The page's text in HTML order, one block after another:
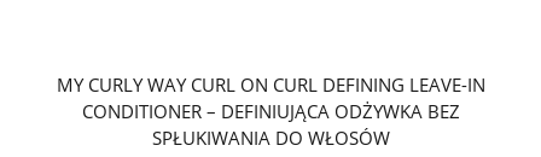
MY CURLY WAY CURL ON CURL DEFINING LEAVE-IN
CONDITIONER – DEFINIUJĄCA ODŻYWKA BEZ
SPŁUKIWANIA DO WŁOSÓW